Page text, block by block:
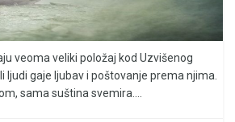
veoma veliki položaj kod Uzvišenog
ljudi gaje ljubav i poštovanje prema njima.
sama suština svemira....